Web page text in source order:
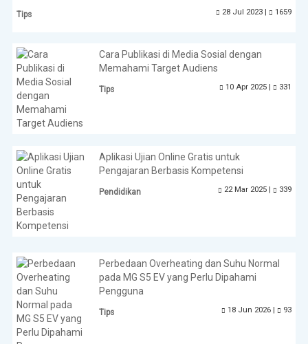
Tips 28 Jul 2023 | 1659
Cara Publikasi di Media Sosial dengan
Memahami Target Audiens
Tips 10 Apr 2025 | 331
Aplikasi Ujian Online Gratis untuk
Pengajaran Berbasis Kompetensi
Pendidikan 22 Mar 2025 | 339
Perbedaan Overheating dan Suhu Normal
pada MG S5 EV yang Perlu Dipahami
Pengguna
Tips 18 Jun 2026 | 93